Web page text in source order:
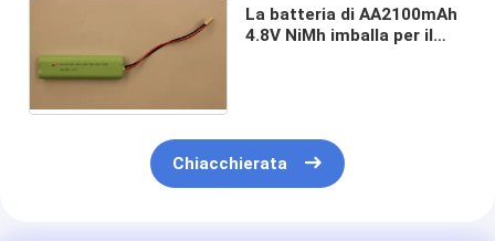
La batteria di AA2100mAh
4.8V NiMh imballa per il
Chiacchierata